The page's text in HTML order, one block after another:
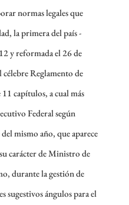
normas legales que
la primera del país -
y reformada el 26 de
Reglamento de
capítulos, a cual más
Federal según
mismo año, que aparece
carácter de Ministro de
durante la gestión de
sugestivos ángulos para el